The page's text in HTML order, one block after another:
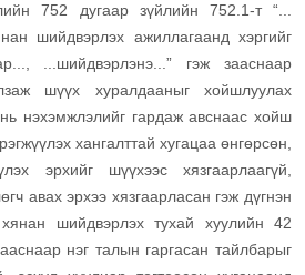
752 дугаар зүйлийн 752.1-т “...
шийдвэрлэх ажиллагаанд хэргийг
...шийдвэрлэнэ...” гэж зааснаар
шүүх хуралдааныг хойшлуулах
нэхэмжлэлийг гардаж авснаас хойш
хангалттай хугацаа өнгөрсөн,
эрхийг шүүхээс хязгаарлаагүй,
авах эрхээ хязгаарласан гэж дүгнэн
шийдвэрлэх тухай хуулийн 42
нэг талын гаргасан тайлбарыг